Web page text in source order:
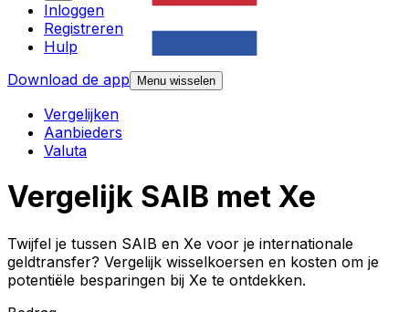
Inloggen
Registreren
Hulp
Download de app
Menu wisselen
Vergelijken
Aanbieders
Valuta
Vergelijk SAIB met Xe
Twijfel je tussen SAIB en Xe voor je internationale
geldtransfer? Vergelijk wisselkoersen en kosten om je
potentiële besparingen bij Xe te ontdekken.